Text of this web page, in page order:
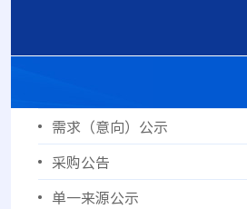
需求（意向）公示
采购公告
单一来源公示